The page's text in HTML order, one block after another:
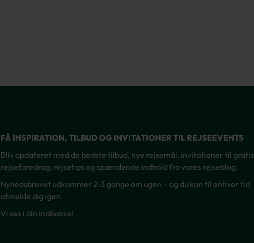
FÅ INSPIRATION, TILBUD OG INVITATIONER TIL REJSEEVENTS
Bliv opdateret med de bedste tilbud, nye rejsemål, invitationer til gratis
rejseforedrag, rejsetips og spændende indhold fra vores rejseblog.
Nyhedsbrevet udkommer 2-3 gange om ugen – og du kan til enhver tid
afmelde dig igen.
Vi ses i din indbakke!